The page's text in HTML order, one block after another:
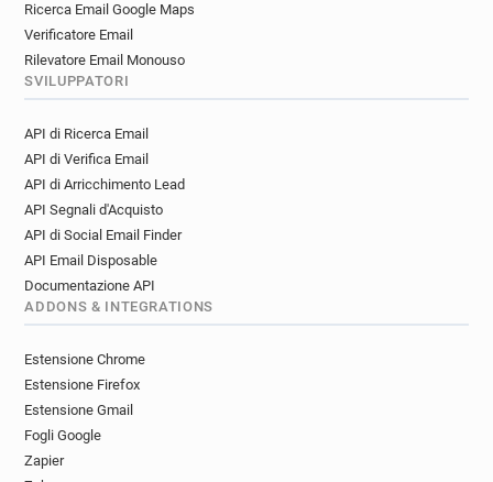
Ricerca Email Google Maps
Verificatore Email
Rilevatore Email Monouso
SVILUPPATORI
API di Ricerca Email
API di Verifica Email
API di Arricchimento Lead
API Segnali d'Acquisto
API di Social Email Finder
API Email Disposable
Documentazione API
ADDONS & INTEGRATIONS
Estensione Chrome
Estensione Firefox
Estensione Gmail
Fogli Google
Zapier